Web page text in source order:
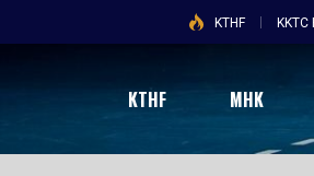
KTHF KKTC
KTHF MHK